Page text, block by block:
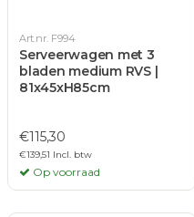
Art.nr. F994
Serveerwagen met 3
bladen medium RVS |
81x45xH85cm
€115,30
€139,51 Incl. btw
Op voorraad